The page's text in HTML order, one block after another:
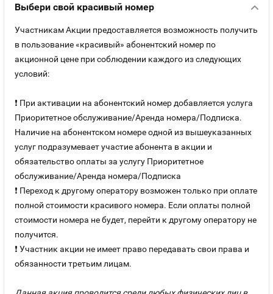
Устройства
Выбери свой красивый номер
Участникам Акции предоставляется возможность получить
в пользование «красивый» абонентский номер по
акционной цене при соблюдении каждого из следующих
условий:
❗ При активации на абонентский номер добавляется услуга
Приоритетное обслуживание/Аренда номера/Подписка.
Наличие на абонентском номере одной из вышеуказанных
услуг подразумевает участие абонента в акции и
обязательство оплаты за услугу Приоритетное
обслуживание/Аренда номера/Подписка
❗ Переход к другому оператору возможен только при оплате
полной стоимости красивого номера. Если оплаты полной
стоимости номера не будет, перейти к другому оператору не
получится.
❗ Участник акции не имеет право передавать свои права и
обязанности третьим лицам.